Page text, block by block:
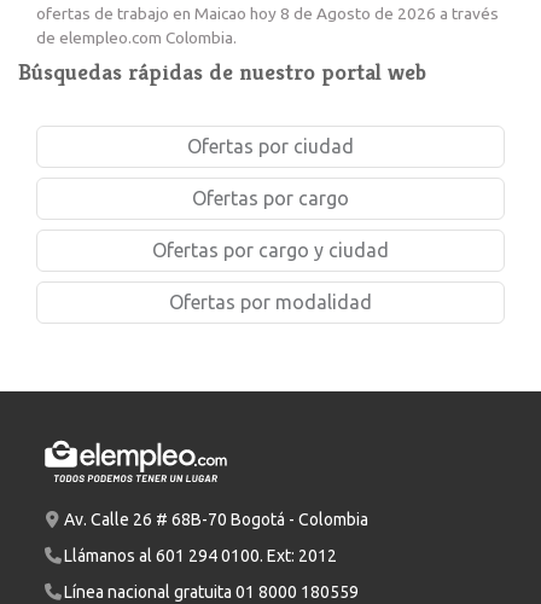
ofertas de trabajo en Maicao hoy 8 de Agosto de 2026 a través
de elempleo.com Colombia.
Búsquedas rápidas de nuestro portal web
Ofertas por ciudad
Ofertas por cargo
Ofertas por cargo y ciudad
Ofertas por modalidad
Av. Calle 26 # 68B-70 Bogotá - Colombia
Llámanos al 601 294 0100. Ext: 2012
Línea nacional gratuita 01 8000 180559